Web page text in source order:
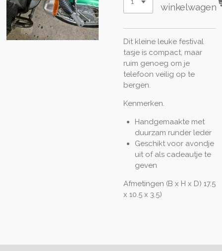
winkelwagen
Dit kleine leuke festival
tasje is compact, maar
ruim genoeg om je
telefoon veilig op te
bergen.
Kenmerken.
Handgemaakte met
duurzam runder leder
Geschikt voor avondje
uit of als cadeautje te
geven
Afmetingen (B x H x D) 17.5
x 10.5 x 3.5)